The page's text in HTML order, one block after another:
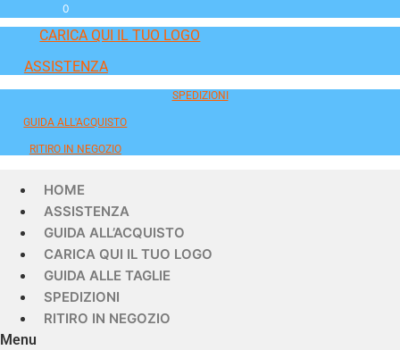
0
CARICA QUI IL TUO LOGO
ASSISTENZA
SPEDIZIONI
GUIDA ALL'ACQUISTO
RITIRO IN NEGOZIO
HOME
ASSISTENZA
GUIDA ALL’ACQUISTO
CARICA QUI IL TUO LOGO
GUIDA ALLE TAGLIE
SPEDIZIONI
RITIRO IN NEGOZIO
Menu